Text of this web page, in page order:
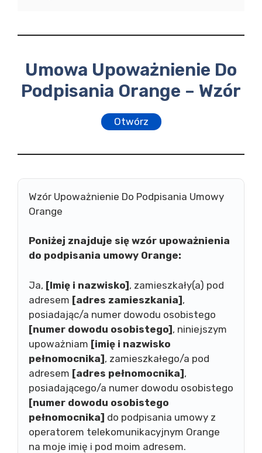
Umowa Upoważnienie Do
Podpisania Orange – Wzór
Otwórz
Wzór Upoważnienie Do Podpisania Umowy
Orange
Poniżej znajduje się wzór upoważnienia
do podpisania umowy Orange:
Ja, [Imię i nazwisko], zamieszkały(a) pod
adresem [adres zamieszkania],
posiadając/a numer dowodu osobistego
[numer dowodu osobistego], niniejszym
upoważniam [imię i nazwisko
pełnomocnika], zamieszkałego/a pod
adresem [adres pełnomocnika],
posiadającego/a numer dowodu osobistego
[numer dowodu osobistego
pełnomocnika] do podpisania umowy z
operatorem telekomunikacyjnym Orange
na moje imię i pod moim adresem.